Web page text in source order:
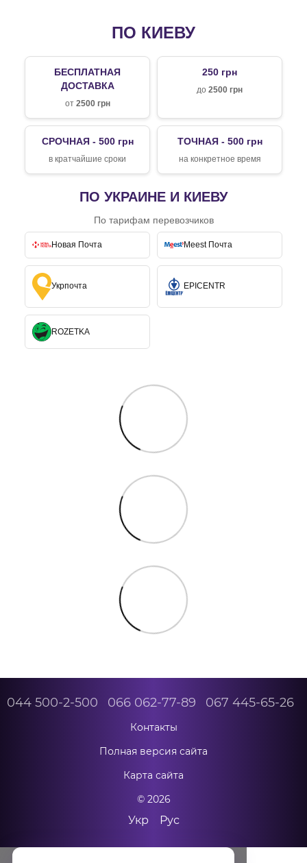
ПО КИЕВУ
БЕСПЛАТНАЯ
ДОСТАВКА
от 2500 грн
250 грн
до 2500 грн
СРОЧНАЯ - 500 грн
в кратчайшие сроки
ТОЧНАЯ - 500 грн
на конкретное время
ПО УКРАИНЕ И КИЕВУ
По тарифам перевозчиков
Новая Почта Meest Почта
Укрпочта EPICENTR
ROZETKA
044 500-2-500 066 062-77-89 067 445-65-26
Контакты
Полная версия сайта
Карта сайта
© 2026
Укр Рус